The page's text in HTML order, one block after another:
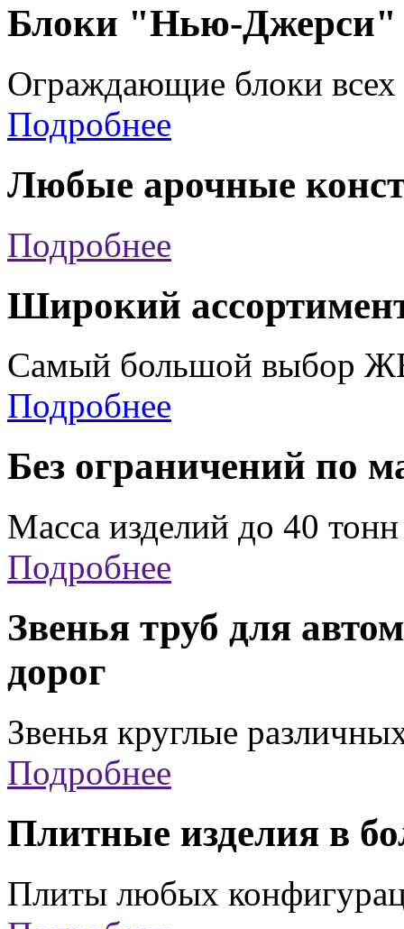
Блоки "Нью-Джерси"
Ограждающие блоки всех
Подробнее
Любые арочные
Подробнее
Широкий
Самый большой выбор
Подробнее
Без ограничений по
Масса изделий до 40 тонн
Подробнее
Звенья труб для
дорог
Звенья круглые
Подробнее
Плитные изделия в
Плиты любых